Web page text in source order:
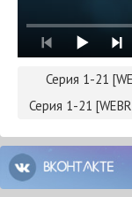
Серия 1-21
Серия 1-21